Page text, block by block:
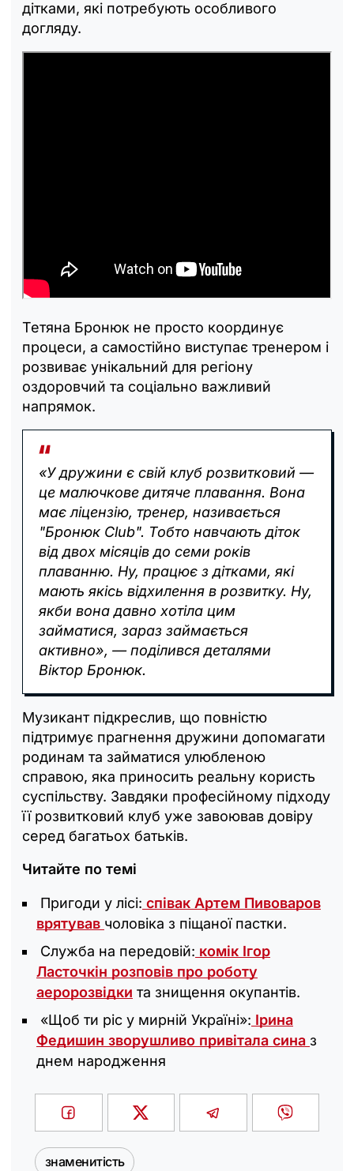
дітками, які потребують особливого
догляду.
Тетяна Бронюк не просто координує
процеси, а самостійно виступає тренером і
розвиває унікальний для регіону
оздоровчий та соціально важливий
напрямок.
«У дружини є свій клуб розвитковий —
це малючкове дитяче плавання. Вона
має ліцензію, тренер, називається
"Бронюк Club". Тобто навчають діток
від двох місяців до семи років
плаванню. Ну, працює з дітками, які
мають якісь відхилення в розвитку. Ну,
якби вона давно хотіла цим
займатися, зараз займається
активно», — поділився деталями
Віктор Бронюк.
Музикант підкреслив, що повністю
підтримує прагнення дружини допомагати
родинам та займатися улюбленою
справою, яка приносить реальну користь
суспільству. Завдяки професійному підходу
її розвитковий клуб уже завоював довіру
серед багатьох батьків.
Читайте по темі
Пригоди у лісі: співак Артем Пивоваров
врятував чоловіка з піщаної пастки.
Служба на передовій: комік Ігор
Ласточкін розповів про роботу
аеророзвідки та знищення окупантів.
«Щоб ти ріс у мирній Україні»: Ірина
Федишин зворушливо привітала сина з
днем народження
знаменитість